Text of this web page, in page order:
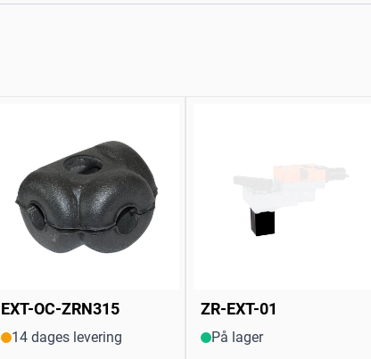
EXT-OC-ZRN315
14 dages levering
ZR-EXT-01
På lager